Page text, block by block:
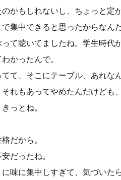
かもしれないし、ちょっと定
集中できると思ったからなんだ
て聴いてましたね。学生時代か
かったんで。
て、そこにテーブル、あれな
れもあってやめたんだけども
っとね。
だから。
だったね。
味に集中しすぎて、気づいた